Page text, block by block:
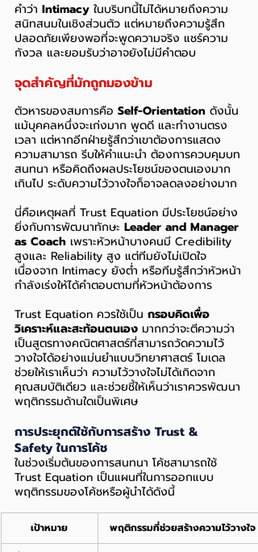
คำว่า Intimacy ในบริบทนี้ไม่ได้หมายถึงความ
สนิทสนมในเชิงส่วนตัว แต่หมายถึงความรู้สึก
ปลอดภัยเพียงพอที่จะพูดความจริง แชร์ความ
กังวล และยอมรับว่าอาจยังไม่มีคำตอบ
จุดสำคัญที่มักถูกมองข้าม
ตัวหารของสมการคือ Self-Orientation ดังนั้น
แม้บุคคลหนึ่งจะเก่งมาก พูดดี และทำงานตรง
เวลา แต่หากอีกฝ่ายรู้สึกว่าเขาต้องการแสดง
ความสามารถ รีบให้คำแนะนำ ต้องการควบคุมบท
สนทนา หรือคิดถึงผลประโยชน์ของตนเองมาก
เกินไป ระดับความไว้วางใจก็อาจลดลงอย่างมาก
นี่คือเหตุผลที่ Trust Equation มีประโยชน์อย่าง
ยิ่งกับการพัฒนาทักษะ Leader and Manager
as Coach เพราะหัวหน้าบางคนมี Credibility
สูงและ Reliability สูง แต่ทีมยังไม่เปิดใจ
เนื่องจาก Intimacy ยังต่ำ หรือทีมรู้สึกว่าหัวหน้า
กำลังเร่งให้ได้คำตอบตามที่หัวหน้าต้องการ
Trust Equation ควรใช้เป็น กรอบคิดเพื่อ
วิเคราะห์และสะท้อนตนเอง มากกว่าจะตีความว่า
เป็นสูตรทางคณิตศาสตร์ที่สามารถวัดความไว้
วางใจได้อย่างแม่นยำแบบวิทยาศาสตร์ โมเดล
ช่วยให้เราเห็นว่า ความไว้วางใจไม่ได้เกิดจาก
คุณสมบัติเดียว และช่วยชี้ให้เห็นว่าเราควรพัฒนา
พฤติกรรมด้านใดเป็นพิเศษ
การประยุกต์ใช้กับการสร้าง Trust &
Safety ในการโค้ช
ในช่วงเริ่มต้นของการสนทนา โค้ชสามารถใช้
Trust Equation เป็นแผนที่ในการออกแบบ
พฤติกรรมของโค้ชหรือผู้นำได้ดังนี้
เป้าหมาย พฤติกรรมที่ช่วยสร้างความไว้วางใจ